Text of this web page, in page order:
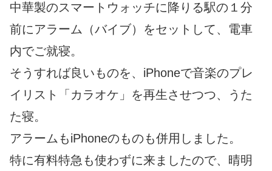
中華製のスマートウォッチに降りる駅の１分
前にアラーム（バイブ）をセットして、電車
内でご就寝。
そうすれば良いものを、iPhoneで音楽のプレ
イリスト「カラオケ」を再生させつつ、うた
た寝。
アラームもiPhoneのものも併用しました。
特に有料特急も使わずに来ましたので、晴明